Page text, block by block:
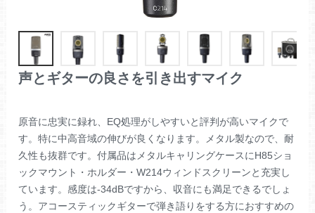
声とギターの良さを引き出すマイク
原音に忠実に録れ、EQ処理がしやすいと評判が高いマイクで
す。特に中高音域の伸びが良くなります。メタル製なので、耐
久性も抜群です。付属品はメタルキャリングケースにH85ショ
ックマウント・ホルダー・W214ウィンドスクリーンと充実し
ています。感度は-34dBですから、収音にも満足できるでしょ
う。アコースティックギターで弾き語りをする方におすすめの